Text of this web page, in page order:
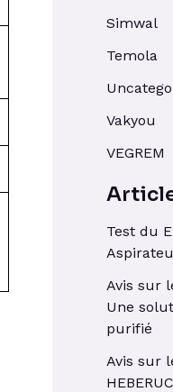
Simwal
Temola
Vakyou
VEGREM
Test du
Avis sur
Une
purifié
Avis sur